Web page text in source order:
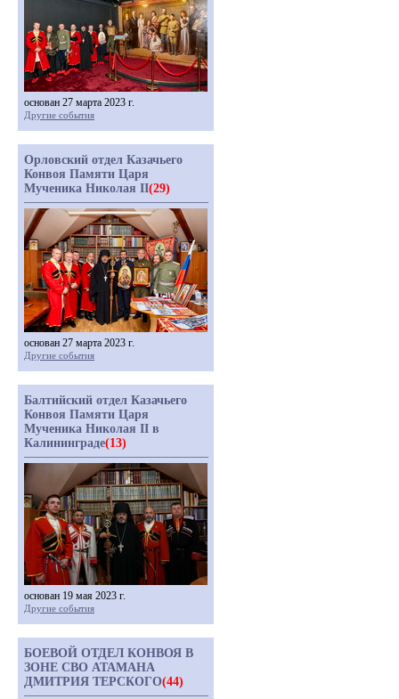
основан 27 марта 2023 г.
Другие события
Орловский отдел Казачьего
Конвоя Памяти Царя
Мученика Николая II(29)
основан 27 марта 2023 г.
Другие события
Балтийский отдел Казачьего
Конвоя Памяти Царя
Мученика Николая II в
Калининграде(13)
основан 19 мая 2023 г.
Другие события
БОЕВОЙ ОТДЕЛ КОНВОЯ В
ЗОНЕ СВО АТАМАНА
ДМИТРИЯ ТЕРСКОГО(44)